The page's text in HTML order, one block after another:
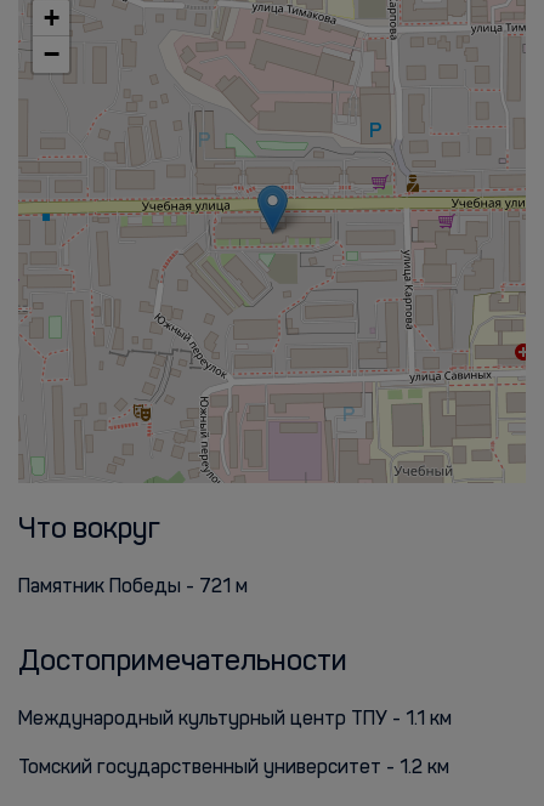
+
−
Что вокруг
Памятник Победы - 721 м
Достопримечательности
Международный культурный центр ТПУ - 1.1 км
Томский государственный университет - 1.2 км